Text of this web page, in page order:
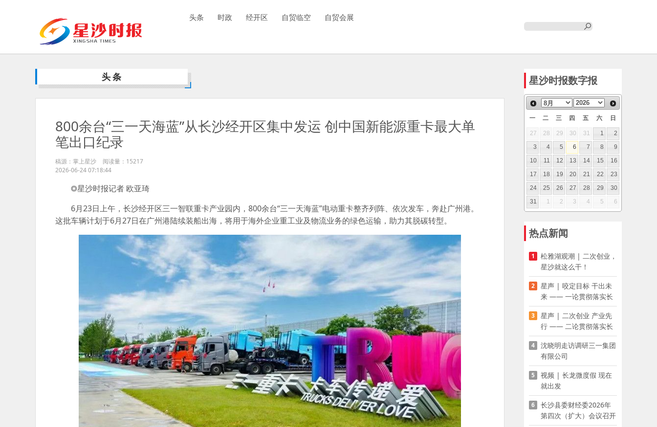
头条 时政 经开区 自贸临空 自贸会展
头条
800余台“三一天海蓝”从长沙经开区集中发运 创中国新能源重卡最大单
笔出口纪录
稿源：掌上星沙 阅读量： 15217
2026-06-24 07:18:44
◎星沙时报记者 欧亚琦
6月23日上午，长沙经开区三一智联重卡产业园内，800余台“三一天海蓝”电动重卡整齐列阵、依次发车，奔赴广州港。
这批车辆计划于6月27日在广州港陆续装船出海，将用于海外企业重工业及物流业务的绿色运输，助力其脱碳转型。
星沙时报数字报
一 二 三 四 五 六 日
27 28 29 30 31 1
2
3
4 5 6 7 8
9
10
11 12 13 14 15
16
17
18 19 20 21 22
23
24
25 26 27 28 29
30
31
1 2 3 4 5 6
热点新闻
1
松雅湖观潮 | 二次创业，
星沙就这么干！
2
星声 | 咬定目标 干出未
来 —— 一论贯彻落实长
沙县第十五次党代会精神
3
星声 | 二次创业 产业先
行 —— 二论贯彻落实长
沙县第十五次党代会精神
4
沈晓明走访调研三一集团
有限公司
5
视频 | 长龙微度假 现在
就出发
6
长沙县委财经委2026年
第四次（扩大）会议召开